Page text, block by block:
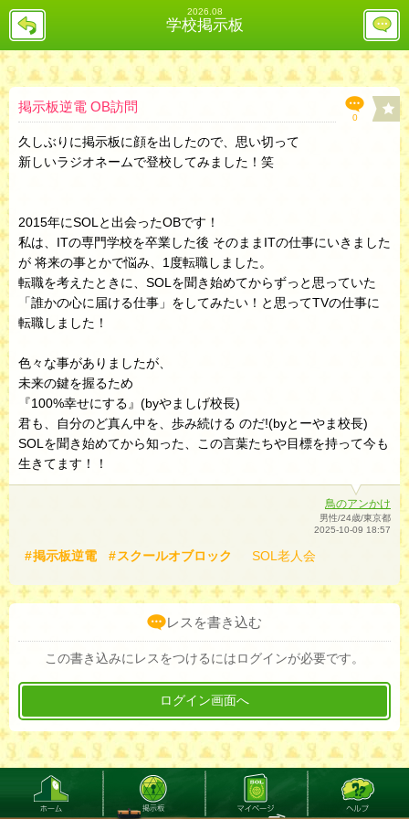
2026.08
学校掲示板
戻
レ
投
稿
欄
0
掲示板逆電 OB訪問
久しぶりに掲示板に顔を出したので、思い切って
新しいラジオネームで登校してみました！笑
2015年にSOLと出会ったOBです！
私は、ITの専門学校を卒業した後 そのままITの仕事にいきました
が 将来の事とかで悩み、1度転職しました。
転職を考えたときに、SOLを聞き始めてからずっと思っていた
「誰かの心に届ける仕事」をしてみたい！と思ってTVの仕事に
転職しました！
色々な事がありましたが、
未来の鍵を握るため
『100%幸せにする』(byやましげ校長)
君も、自分のど真ん中を、歩み続ける のだ!(byとーやま校長)
SOLを聞き始めてから知った、この言葉たちや目標を持って今も
生きてます！！
鳥のアンかけ
男性/24歳/東京都
2025-10-09 18:57
掲示板逆電 スクールオブロック SOL老人会
レスを書き込む
この書き込みにレスをつけるにはログインが必要です。
ログイン画面へ